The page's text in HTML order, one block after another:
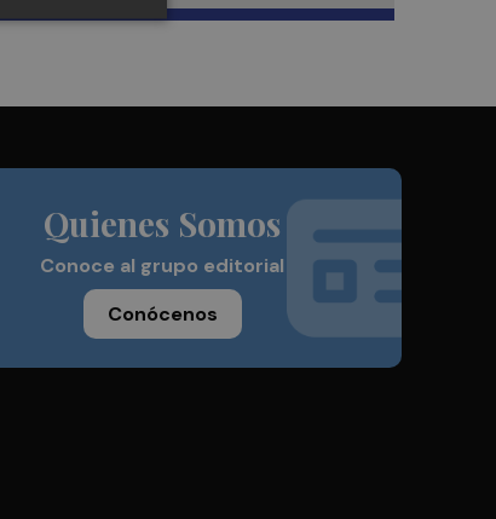
Quienes Somos
Conoce al grupo editorial
Conócenos